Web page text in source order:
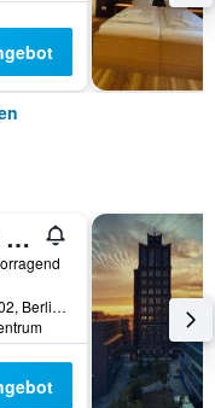
Hollywood Media Hotel
4
Kurfürstendamm 202, Berlin, Deutschland